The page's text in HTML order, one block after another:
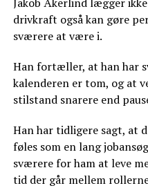
drivkraft også kan gøre
sværere at være i.
Han fortæller, at han har
kalenderen er tom, og at
stilstand snarere end
Han har tidligere sagt, at
føles som en lang
sværere for ham at leve
tid der går mellem